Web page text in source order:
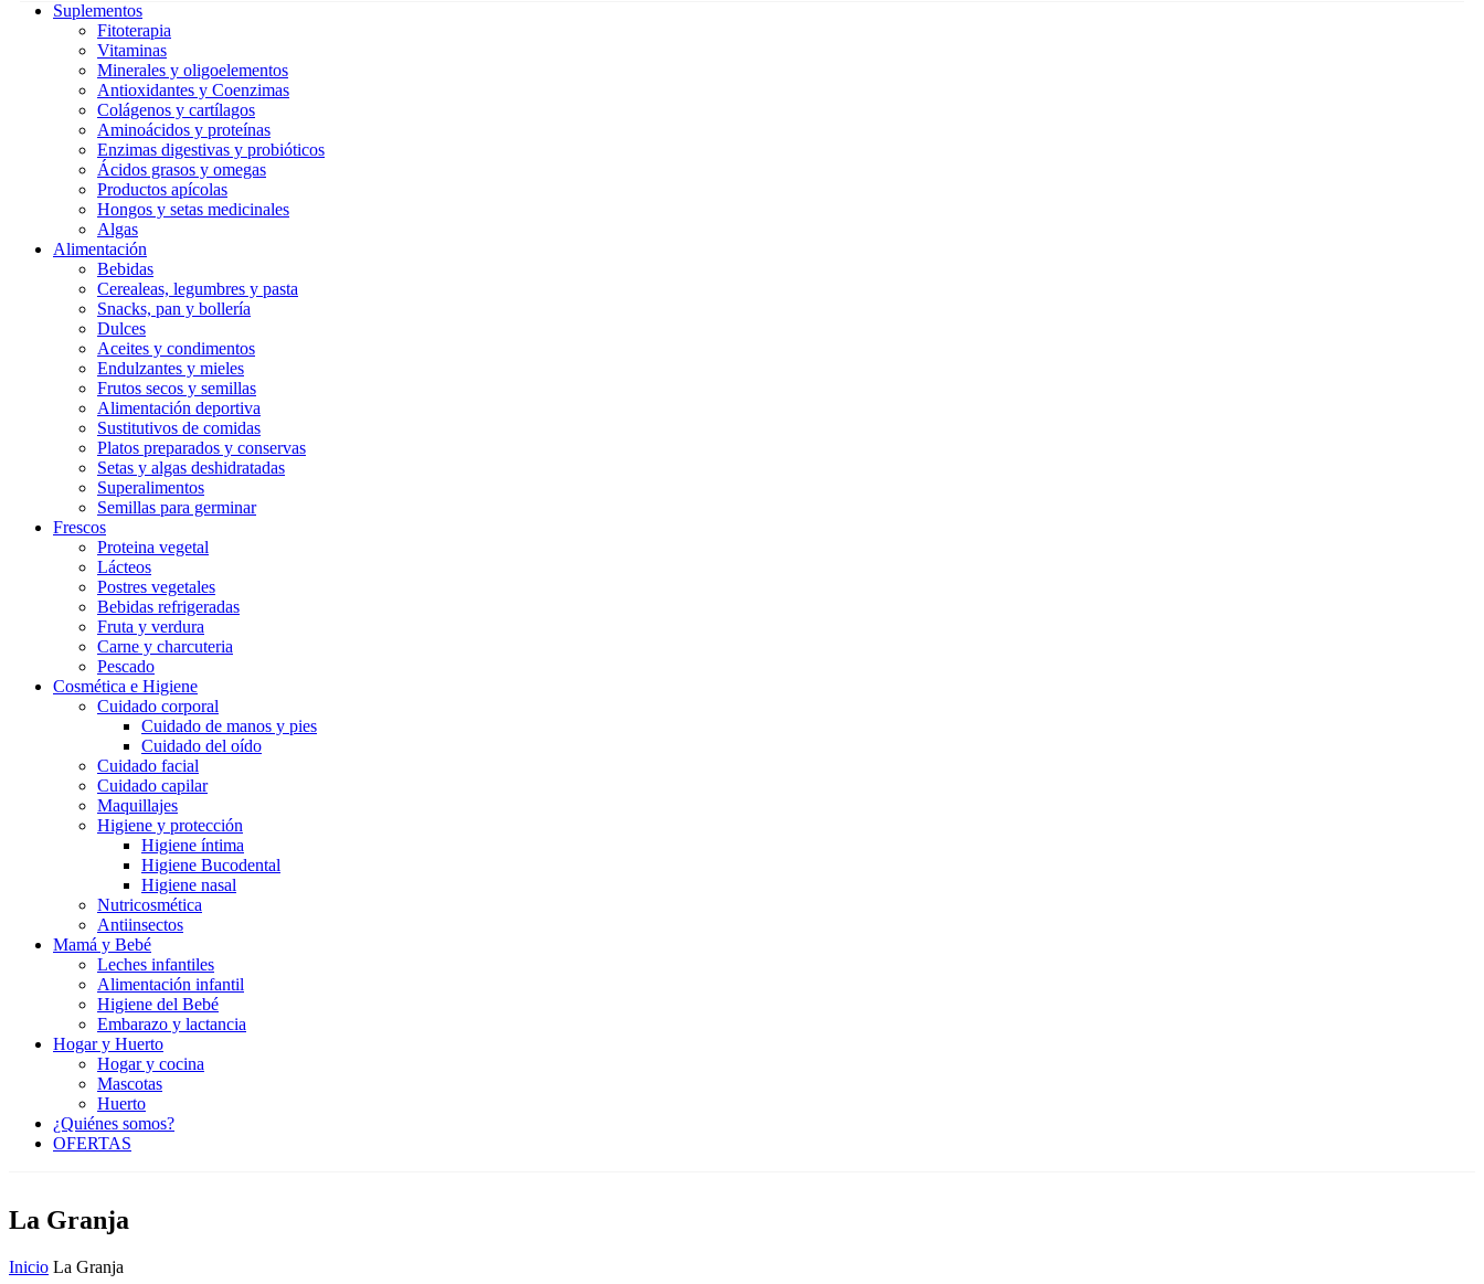
Suplementos
Fitoterapia
Vitaminas
Minerales y oligoelementos
Antioxidantes y Coenzimas
Colágenos y cartílagos
Aminoácidos y proteínas
Enzimas digestivas y probióticos
Ácidos grasos y omegas
Productos apícolas
Hongos y setas medicinales
Algas
Alimentación
Bebidas
Cerealeas, legumbres y pasta
Snacks, pan y bollería
Dulces
Aceites y condimentos
Endulzantes y mieles
Frutos secos y semillas
Alimentación deportiva
Sustitutivos de comidas
Platos preparados y conservas
Setas y algas deshidratadas
Superalimentos
Semillas para germinar
Frescos
Proteina vegetal
Lácteos
Postres vegetales
Bebidas refrigeradas
Fruta y verdura
Carne y charcuteria
Pescado
Cosmética e Higiene
Cuidado corporal
Cuidado de manos y pies
Cuidado del oído
Cuidado facial
Cuidado capilar
Maquillajes
Higiene y protección
Higiene íntima
Higiene Bucodental
Higiene nasal
Nutricosmética
Antiinsectos
Mamá y Bebé
Leches infantiles
Alimentación infantil
Higiene del Bebé
Embarazo y lactancia
Hogar y Huerto
Hogar y cocina
Mascotas
Huerto
¿Quiénes somos?
OFERTAS
La Granja
Inicio La Granja